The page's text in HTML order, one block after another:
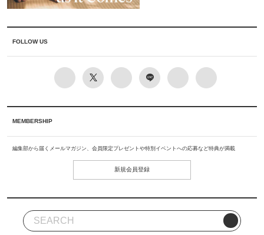
FOLLOW US
MEMBERSHIP
編集部から届くメールマガジン、会員限定プレゼントや特別イベントへの応募など特典が満載
新規会員登録